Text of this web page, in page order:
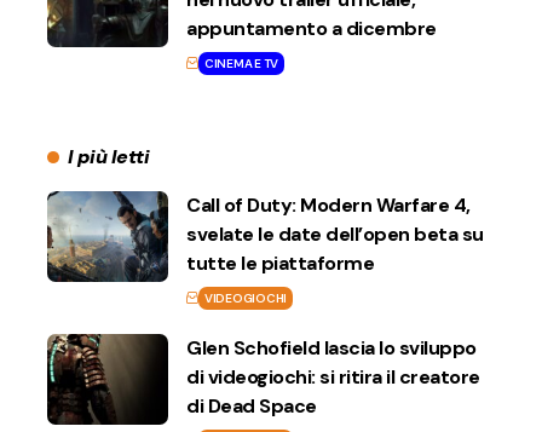
appuntamento a dicembre
CINEMA E TV
I più letti
Call of Duty: Modern Warfare 4,
svelate le date dell’open beta su
tutte le piattaforme
VIDEOGIOCHI
Glen Schofield lascia lo sviluppo
di videogiochi: si ritira il creatore
di Dead Space